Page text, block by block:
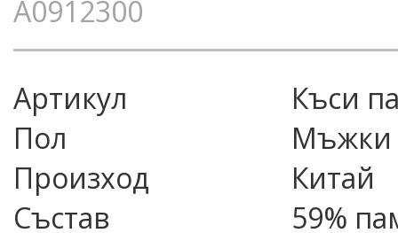
A0912300
Артикул
къси
Пол
Мъжки
Произход
Китай
Състав
59%